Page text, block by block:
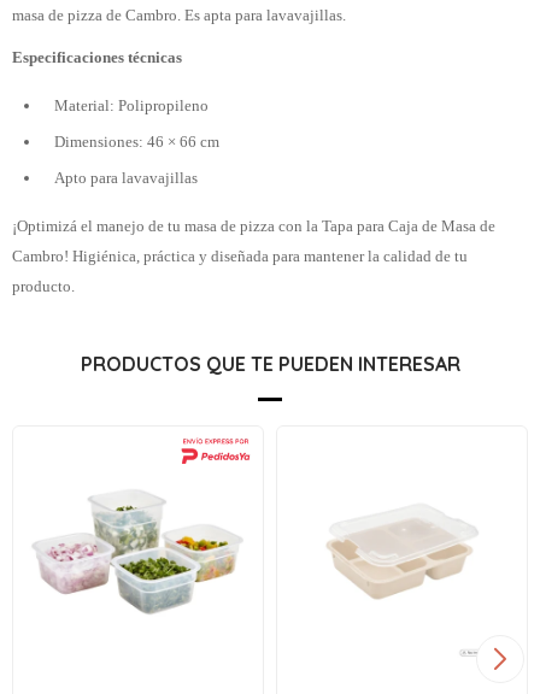
masa de pizza de Cambro. Es apta para lavavajillas.
Especificaciones técnicas
Material: Polipropileno
Dimensiones: 46 × 66 cm
Apto para lavavajillas
¡Optimizá el manejo de tu masa de pizza con la Tapa para Caja de Masa de
Cambro! Higiénica, práctica y diseñada para mantener la calidad de tu
producto.
PRODUCTOS QUE TE PUEDEN INTERESAR